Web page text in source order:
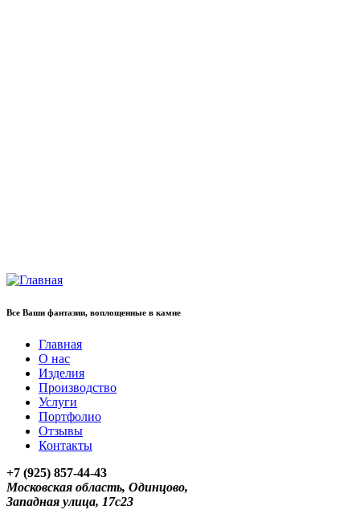
Все Ваши фантазии, воплощенные в камне
Главная
О нас
Изделия
Производство
Услуги
Портфолио
Отзывы
Контакты
+7 (925) 857-44-43
Московская область, Одинцово,
Западная улица, 17с23